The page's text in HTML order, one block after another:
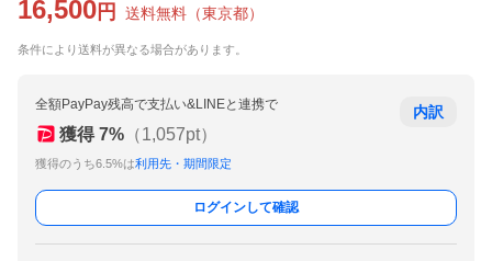
16,500 円 送料無料 （東京都）
条件により送料が異なる場合があります。
全額PayPay残高で支払い&LINEと連携で
獲得 7% （1,057pt）
獲得のうち6.5%は利用先・期間限定
内訳
ログインして確認